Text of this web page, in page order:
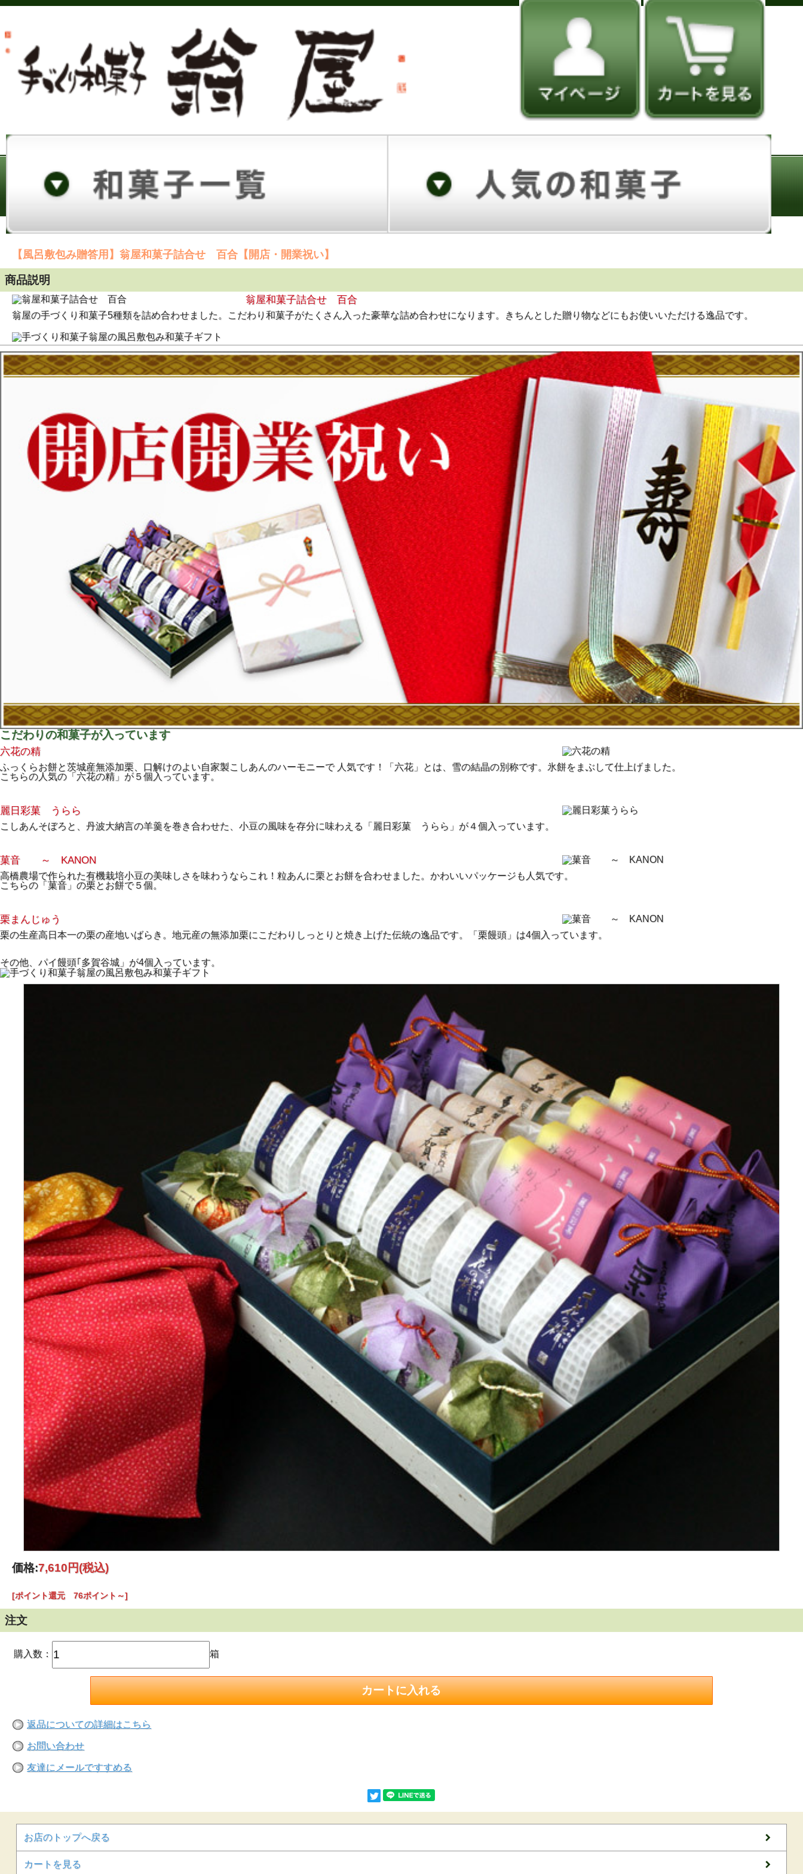
【風呂敷包み贈答用】翁屋和菓子詰合せ 百合【開店・開業祝い】
商品説明
翁屋和菓子詰合せ 百合
翁屋の手づくり和菓子5種類を詰め合わせました。こだわり和菓子がたくさん入った豪華な詰め合わせになります。きちんとした贈り物などにもお使いいただける逸品です。
こだわりの和菓子が入っています
六花の精
ふっくらお餅と茨城産無添加栗、口解けのよい自家製こしあんのハーモニーで 人気です！「六花」とは、雪の結晶の別称です。氷餅をまぶして仕上げました。
こちらの人気の「六花の精」が５個入っています。
麗日彩菓 うらら
こしあんそぼろと、丹波大納言の羊羹を巻き合わせた、小豆の風味を存分に味わえる「麗日彩菓 うらら」が４個入っています。
菓音 ～ KANON
高橋農場で作られた有機栽培小豆の美味しさを味わうならこれ！粒あんに栗とお餅を合わせました。かわいいパッケージも人気です。
こちらの「菓音」の栗とお餅で５個。
栗まんじゅう
栗の生産高日本一の栗の産地いばらき。地元産の無添加栗にこだわりしっとりと焼き上げた伝統の逸品です。「栗饅頭」は4個入っています。
その他、パイ饅頭｢多賀谷城」が4個入っています。
価格:7,610円(税込)
[ポイント還元 76ポイント～]
注文
購入数： 箱
返品についての詳細はこちら
お問い合わせ
友達にメールですすめる
お店のトップへ戻る
カートを見る